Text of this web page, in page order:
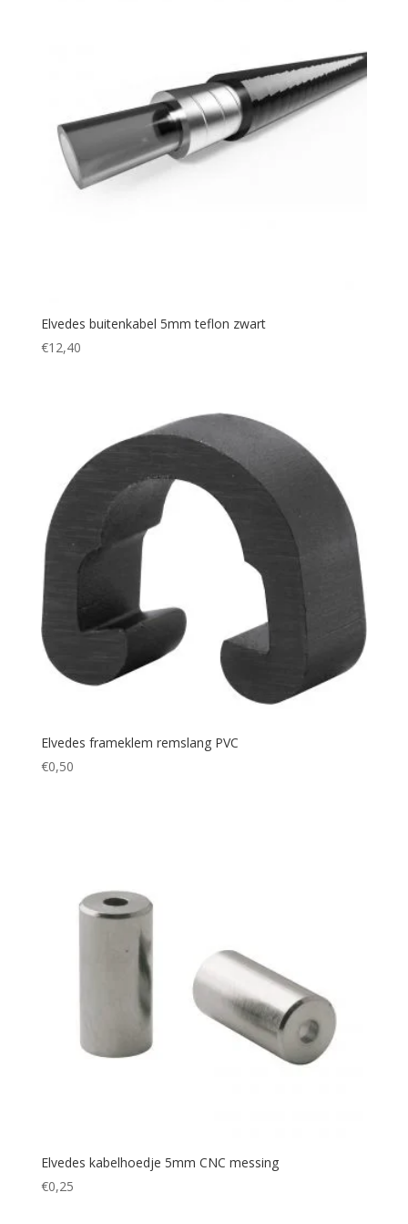
Elvedes buitenkabel 5mm teflon zwart
€12,40
Elvedes frameklem remslang PVC
€0,50
Elvedes kabelhoedje 5mm CNC messing
€0,25